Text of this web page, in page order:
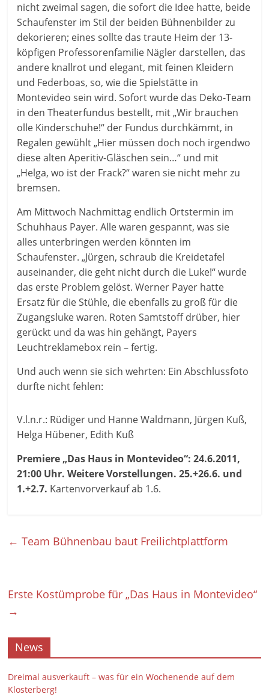
nicht zweimal sagen, die sofort die Idee hatte, beide
Schaufenster im Stil der beiden Bühnenbilder zu
dekorieren; eines sollte das traute Heim der 13-
köpfigen Professorenfamilie Nägler darstellen, das
andere knallrot und elegant, mit feinen Kleidern
und Federboas, so, wie die Spielstätte in
Montevideo sein wird. Sofort wurde das Deko-Team
in den Theaterfundus bestellt, mit „Wir brauchen
olle Kinderschuhe!“ der Fundus durchkämmt, in
Regalen gewühlt „Hier müssen doch noch irgendwo
diese alten Aperitiv-Gläschen sein…“ und mit
„Helga, wo ist der Frack?“ waren sie nicht mehr zu
bremsen.
Am Mittwoch Nachmittag endlich Ortstermin im
Schuhhaus Payer. Alle waren gespannt, was sie
alles unterbringen werden könnten im
Schaufenster. „Jürgen, schraub die Kreidetafel
auseinander, die geht nicht durch die Luke!“ wurde
das erste Problem gelöst. Werner Payer hatte
Ersatz für die Stühle, die ebenfalls zu groß für die
Zugangsluke waren. Roten Samtstoff drüber, hier
gerückt und da was hin gehängt, Payers
Leuchtreklamebox rein – fertig.
Und auch wenn sie sich wehrten: Ein Abschlussfoto
durfte nicht fehlen:
V.l.n.r.: Rüdiger und Hanne Waldmann, Jürgen Kuß,
Helga Hübener, Edith Kuß
Premiere „Das Haus in Montevideo“: 24.6.2011,
21:00 Uhr. Weitere Vorstellungen. 25.+26.6. und
1.+2.7. Kartenvorverkauf ab 1.6.
← Team Bühnenbau baut Freilichtplattform
Erste Kostümprobe für „Das Haus in Montevideo“
→
News
Dreimal ausverkauft – was für ein Wochenende auf dem
Klosterberg!